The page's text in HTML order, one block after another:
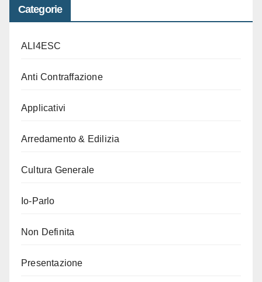
Categorie
ALI4ESC
Anti Contraffazione
Applicativi
Arredamento & Edilizia
Cultura Generale
Io-Parlo
Non Definita
Presentazione